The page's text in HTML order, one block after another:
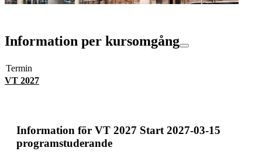
Information per kursomgång
Termin
VT 2027
Information för VT 2027 Start 2027-03-15
programstuderande